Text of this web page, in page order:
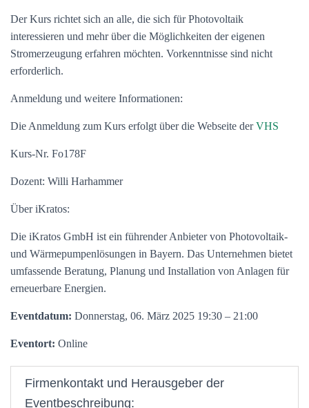
Der Kurs richtet sich an alle, die sich für Photovoltaik
interessieren und mehr über die Möglichkeiten der eigenen
Stromerzeugung erfahren möchten. Vorkenntnisse sind nicht
erforderlich.
Anmeldung und weitere Informationen:
Die Anmeldung zum Kurs erfolgt über die Webseite derVHS
Kurs-Nr. Fo178F
Dozent: Willi Harhammer
Über iKratos:
Die iKratos GmbH ist ein führender Anbieter von Photovoltaik-
und Wärmepumpenlösungen in Bayern. Das Unternehmen bietet
umfassende Beratung, Planung und Installation von Anlagen für
erneuerbare Energien.
Eventdatum: Donnerstag, 06. März 2025 19:30 – 21:00
Eventort: Online
Firmenkontakt und Herausgeber der
Eventbeschreibung: